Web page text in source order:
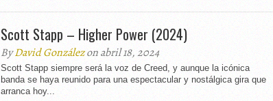
Scott Stapp – Higher Power (2024)
ByDavid Gonzálezon abril 18, 2024
Scott Stapp siempre será la voz de Creed, y aunque la icónica
banda se haya reunido para una espectacular y nostálgica gira que
arranca hoy...